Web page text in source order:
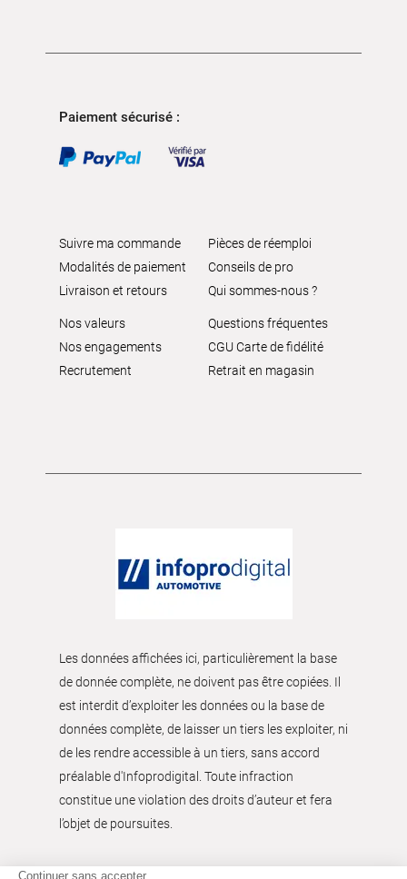
Paiement sécurisé :
Suivre ma commande
Modalités de paiement
Livraison et retours
Pièces de réemploi
Conseils de pro
Qui sommes-nous ?
Nos valeurs
Nos engagements
Recrutement
Questions fréquentes
CGU Carte de fidélité
Retrait en magasin
Les données affichées ici, particulièrement la base
de donnée complète, ne doivent pas être copiées. Il
est interdit d’exploiter les données ou la base de
données complète, de laisser un tiers les exploiter, ni
de les rendre accessible à un tiers, sans accord
préalable d'Infoprodigital. Toute infraction
constitue une violation des droits d’auteur et fera
l’objet de poursuites.